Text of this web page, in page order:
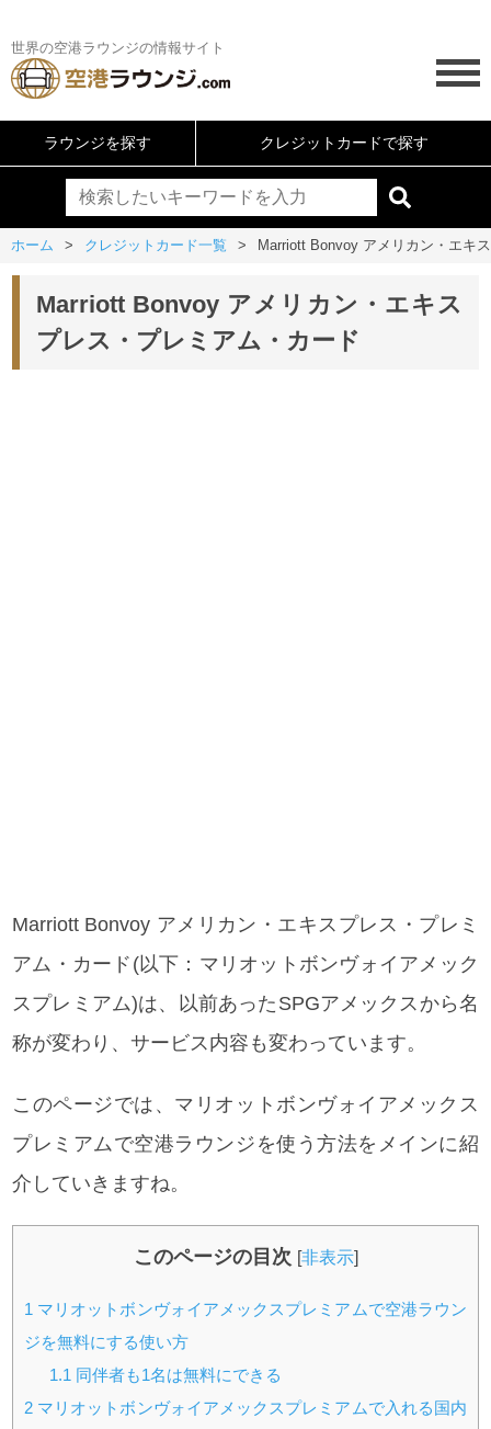
世界の空港ラウンジの情報サイト
ラウンジを探す クレジットカードで探す
ホーム クレジットカード一覧 Marriott Bonvoy アメリカン・エキ
Marriott Bonvoy アメリカン・エキス
プレス・プレミアム・カード
Marriott Bonvoy アメリカン・エキスプレス・プレミ
アム・カード(以下：マリオットボンヴォイアメック
スプレミアム)は、以前あったSPGアメックスから名
称が変わり、サービス内容も変わっています。
このページでは、 マリオットボンヴォイアメックス
プレミアムで空港ラウンジを使う方法をメインに紹
介していきますね。
このページの目次 [非表示]
1 マリオットボンヴォイアメックスプレミアムで空港ラウン
ジを無料にする使い方
1.1 同伴者も1名は無料にできる
2 マリオットボンヴォイアメックスプレミアムで入れる国内